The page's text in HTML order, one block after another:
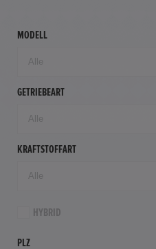
MODELL
GETRIEBEART
KRAFTSTOFFART
HYBRID
PLZ